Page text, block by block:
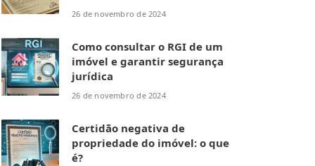
26 de novembro de 2024
Como consultar o RGI de um
imóvel e garantir segurança
jurídica
26 de novembro de 2024
Certidão negativa de
propriedade do imóvel: o que
é?